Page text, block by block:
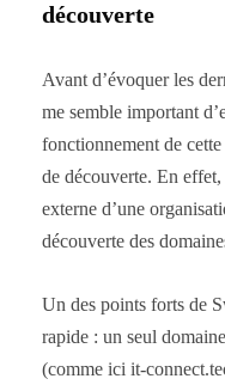
découverte
Avant d’évoquer les
me semble important
fonctionnement de
de découverte. En effet,
externe d’une
découverte des
Un des points forts de
rapide : un seul
(comme ici it-